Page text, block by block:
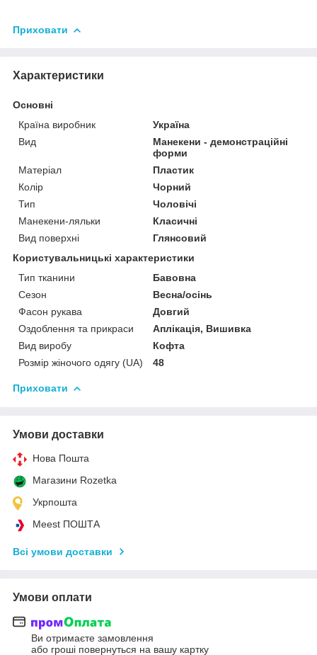
Приховати
Характеристики
Основні
Країна виробник
Україна
Вид
Манекени - демонстраційні
форми
Матеріал
Пластик
Колір
Чорний
Тип
Чоловічі
Манекени-ляльки
Класичні
Вид поверхні
Глянсовий
Користувальницькі характеристики
Тип тканини
Бавовна
Сезон
Весна/осінь
Фасон рукава
Довгий
Оздоблення та прикраси
Аплікація, Вишивка
Вид виробу
Кофта
Розмір жіночого одягу (UA)
48
Приховати
Умови доставки
Нова Пошта
Магазини Rozetka
Укрпошта
Meest ПОШТА
Всі умови доставки
Умови оплати
Ви отримаєте замовлення
або гроші повернуться на вашу картку